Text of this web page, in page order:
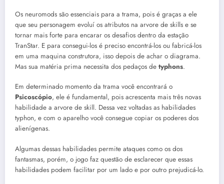
Os neuromods são essenciais para a trama, pois é graças a ele
que seu personagem evoluí os atributos na arvore de skills e se
tornar mais forte para encarar os desafios dentro da estação
TranStar. E para consegui-los é preciso encontrá-los ou fabricá-los
em uma maquina construtora, isso depois de achar o diagrama.
Mas sua matéria prima necessita dos pedaços de typhons.
Em determinado momento da trama você encontrará o
Psicoscópio, ele é fundamental, pois acrescenta mais três novas
habilidade a arvore de skill. Dessa vez voltadas as habilidades
typhon, e com o aparelho você consegue copiar os poderes dos
alienígenas.
Algumas dessas habilidades permite ataques como os dos
fantasmas, porém, o jogo faz questão de esclarecer que essas
habilidades podem facilitar por um lado e por outro prejudicá-lo.